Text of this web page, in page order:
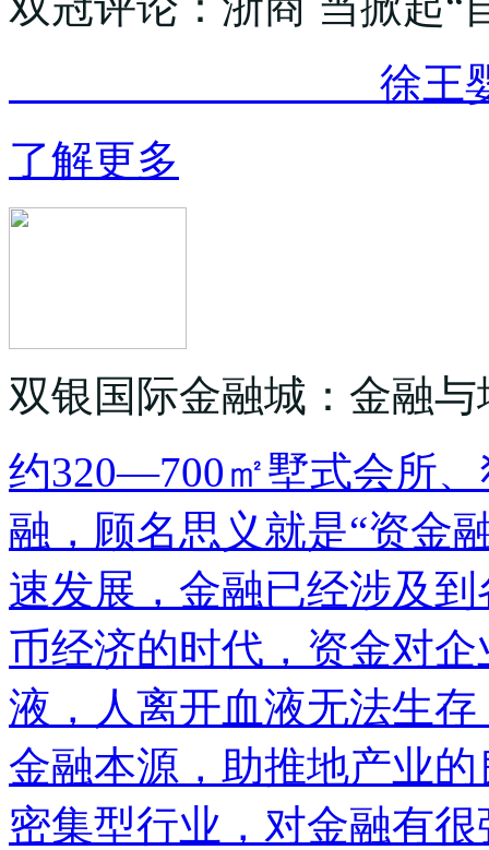
徐王婴 “一定
了解更多
双银国际金融城：金融
约320—700㎡墅式会所
融，顾名思义就是“资金
速发展，金融已经涉及
币经济的时代，资金对
液，人离开血液无法生
金融本源，助推地产业
密集型行业，对金融有